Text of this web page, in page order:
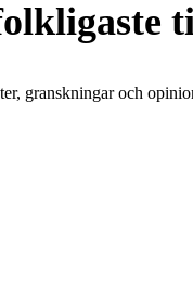
granskningar och